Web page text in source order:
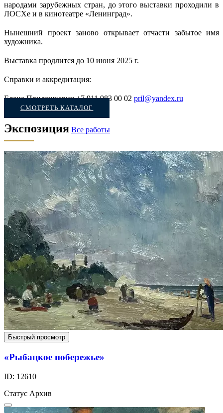
народами зарубежных стран, до этого выставки проходили в
ЛОСХе и в кинотеатре «Ленинград».
Нынешний проект заново открывает отчасти забытое имя
художника.
Выставка продлится до 10 июня 2025 г.
Справки и аккредитация:
Елена Прилашкевич +7 911 983 00 02 pril@yandex.ru
СМОТРЕТЬ КАТАЛОГ
Экспозиция Все работы
Быстрый просмотр
«Рыбацкое побережье»
ID: 12610
Статус Архив